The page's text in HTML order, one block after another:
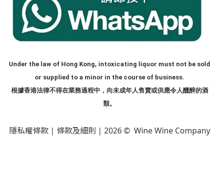
Under the law of Hong Kong, intoxicating liquor must not be sold
or supplied to a minor in the course of business.
根據香港法律不得在業務過程中，向未成年人售賣或供應令人醺醉的酒
類。
隱私權條款 | 條款及細則 | 2026 © Wine Wine Company